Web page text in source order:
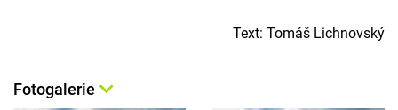
Text: Tomáš Lichnovský
Fotogalerie